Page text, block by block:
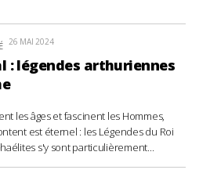
26 MAI 2024
: légendes arthuriennes
les âges et fascinent les Hommes,
est éternel : les Légendes du Roi
s'y sont particulièrement...